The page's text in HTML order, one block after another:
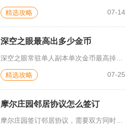
精选攻略 07-14
深空之眼最高出多少金币
深空之眼常驻单人副本单次金币最高掉落数值为13800艾因索菲...
精选攻略 07-25
摩尔庄园邻居协议怎么签订
摩尔庄园签订邻居协议，需要双方同时满足等级、亲密度条件，由申...